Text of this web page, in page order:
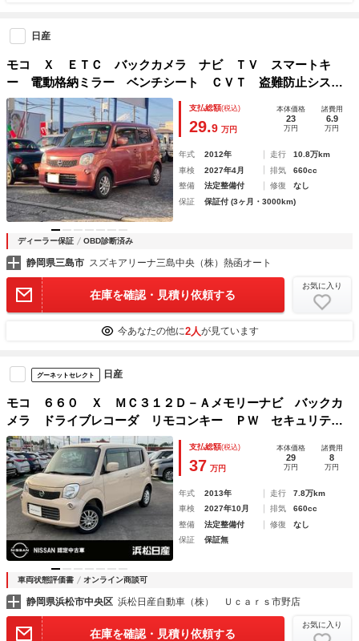
日産
モコ Ｘ ＥＴＣ バックカメラ ナビ ＴＶ スマートキ
ー 電動格納ミラー ベンチシート ＣＶＴ 盗難防止システ
ム ＡＢＳ ＣＤ ＵＳＢ ミュージックプレイヤー接続可
Ｂｌｕｅｔｏｏｔｈ アルミホイール
支払総額(税込)
29.9 万円
本体価格
23
万円
諸費用
6.9
万円
年式 2012年 走行
10.8万km
車検
2027年4月 排気
660cc
整備
法定整備付 修復
なし
保証
保証付 (3ヶ月・3000km)
ディーラー保証 OBD診断済み
静岡県三島市 スズキアリーナ三島中央（株）熱函オート
在庫を確認・見積り依頼する
お気に入り
今あなたの他に2人が見ています
グーネットセレクト 日産
モコ ６６０ Ｘ ＭＣ３１２Ｄ－Ａメモリーナビ バックカ
メラ ドライブレコーダ リモコンキー ＰＷ セキュリティ
ー バックビューモニター ナビ・テレビ 地デジＴＶ ダブ
ルエアバッグ スマートキー＆プッシュスタート
支払総額(税込)
37 万円
本体価格
29
万円
諸費用
8
万円
年式 2013年 走行
7.8万km
車検
2027年10月 排気
660cc
整備
法定整備付 修復
なし
保証
保証無
車両状態評価書 オンライン商談可
静岡県浜松市中央区 浜松日産自動車（株） Ｕｃａｒｓ市野店
在庫を確認・見積り依頼する
お気に入り